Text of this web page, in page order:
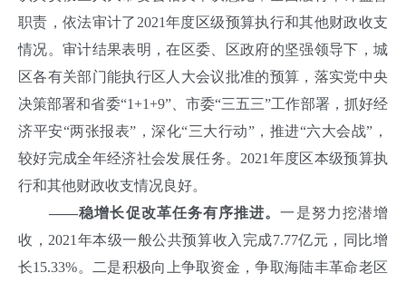
职责，依法审计了2021年度区级预算执行和其他财政收支
情况。审计结果表明，在区委、区政府的坚强领导下，城
区各有关部门能执行区人大会议批准的预算，落实党中央
决策部署和省委“1+1+9”、市委“三五三”工作部署，抓好经
济平安“两张报表”，深化“三大行动”，推进“六大会战”，
较好完成全年经济社会发展任务。2021年度区本级预算执
行和其他财政收支情况良好。
——稳增长促改革任务有序推进。一是努力挖潜增
收，2021年本级一般公共预算收入完成7.77亿元，同比增
长15.33%。二是积极向上争取资金，争取海陆丰革命老区